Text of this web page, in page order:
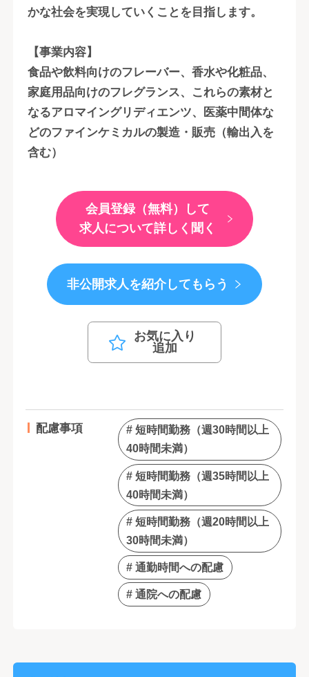
かな社会を実現していくことを目指します。
【事業内容】
食品や飲料向けのフレーバー、香水や化粧品、
家庭用品向けのフレグランス、これらの素材と
なるアロマイングリディエンツ、医薬中間体な
どのファインケミカルの製造・販売（輸出入を
含む）
会員登録（無料）して
求人について詳しく聞く
非公開求人を紹介してもらう
お気に入り
追加
配慮事項
# 短時間勤務（週30時間以上
40時間未満）
# 短時間勤務（週35時間以上
40時間未満）
# 短時間勤務（週20時間以上
30時間未満）
# 通勤時間への配慮
# 通院への配慮